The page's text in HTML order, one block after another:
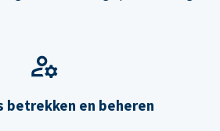
betrekken en beheren